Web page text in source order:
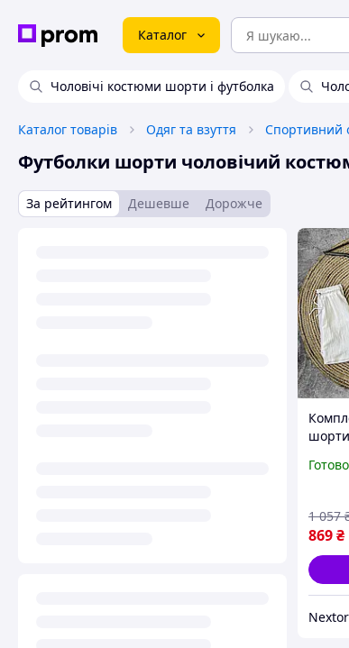
Каталог
Чоловічі костюми шорти і футболка
Каталог товарів Одяг та взуття Спортивний
Футболки шорти чоловічий
За рейтингом Дешевше Дорожче
869₴
1 057
Nextor